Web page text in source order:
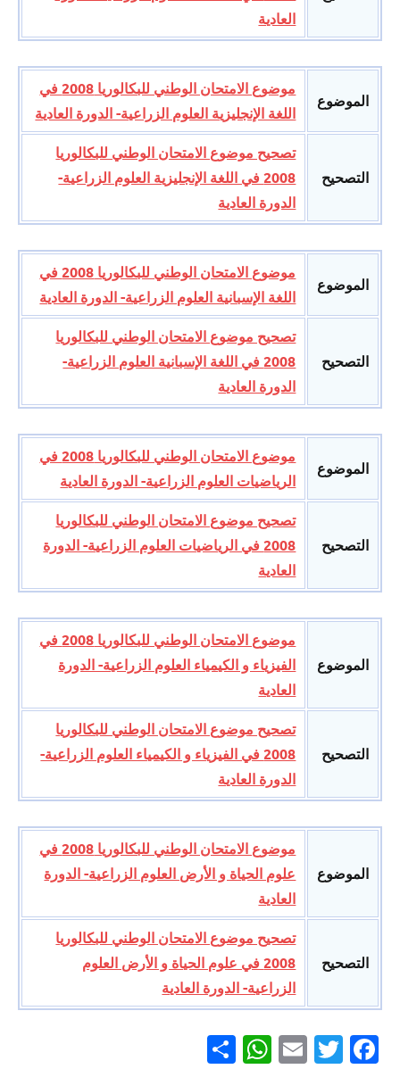
العادية
الموضوع
موضوع الامتحان الوطني للبكالوريا 2008 في
اللغة الإنجليزية العلوم الزراعية- الدورة العادية
التصحيح
تصحيح موضوع الامتحان الوطني للبكالوريا
2008 في اللغة الإنجليزية العلوم الزراعية-
الدورة العادية
الموضوع
موضوع الامتحان الوطني للبكالوريا 2008 في
اللغة الإسبانية العلوم الزراعية- الدورة العادية
التصحيح
تصحيح موضوع الامتحان الوطني للبكالوريا
2008 في اللغة الإسبانية العلوم الزراعية-
الدورة العادية
الموضوع
موضوع الامتحان الوطني للبكالوريا 2008 في
الرياضيات العلوم الزراعية- الدورة العادية
التصحيح
تصحيح موضوع الامتحان الوطني للبكالوريا
2008 في الرياضيات العلوم الزراعية- الدورة
العادية
الموضوع
موضوع الامتحان الوطني للبكالوريا 2008 في
الفيزياء و الكيمياء العلوم الزراعية- الدورة
العادية
التصحيح
تصحيح موضوع الامتحان الوطني للبكالوريا
2008 في الفيزياء و الكيمياء العلوم الزراعية-
الدورة العادية
الموضوع
موضوع الامتحان الوطني للبكالوريا 2008 في
علوم الحياة و الأرض العلوم الزراعية- الدورة
العادية
التصحيح
تصحيح موضوع الامتحان الوطني للبكالوريا
2008 في علوم الحياة و الأرض العلوم
الزراعية- الدورة العادية
Facebook
Twitter
Email
WhatsApp